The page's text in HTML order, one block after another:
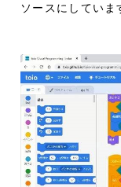
ソースにしていま